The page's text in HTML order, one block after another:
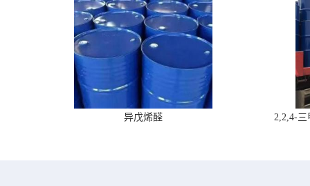
异戊烯醛 2,2,4-